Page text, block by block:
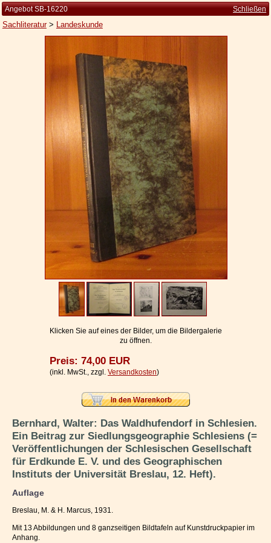
Kleine Kulturgeschichte
Die Brockhaus Auflagen
Die Meyer Auflagen
Zu den Angeboten
Geschäftsbedingungen
Datenschutzerklärung
Impressum / Kontakt
Vertrag widerrufen
Ihr Warenkorb
Angebot SB-16220 Schließen
Sachliteratur> Landeskunde
Klicken Sie auf eines der Bilder, um die Bildergalerie
zu öffnen.
Preis: 74,00 EUR
(inkl. MwSt., zzgl. Versandkosten)
Bernhard, Walter: Das Waldhufendorf in Schlesien.
Ein Beitrag zur Siedlungsgeographie Schlesiens (=
Veröffentlichungen der Schlesischen Gesellschaft
für Erdkunde E. V. und des Geographischen
Instituts der Universität Breslau, 12. Heft).
Auflage
Breslau, M. & H. Marcus, 1931.
Mit 13 Abbildungen und 8 ganzseitigen Bildtafeln auf Kunstdruckpapier im
Anhang.